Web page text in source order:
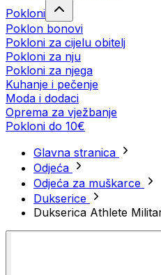
Pokloni
Poklon bonovi
Pokloni za cijelu obitelj
Pokloni za nju
Pokloni za njega
Kuhanje i pečenje
Moda i dodaci
Oprema za vježbanje
Pokloni do 10€
Glavna stranica
Odjeća
Odjeća za muškarce
Dukserice
Dukserica Athlete